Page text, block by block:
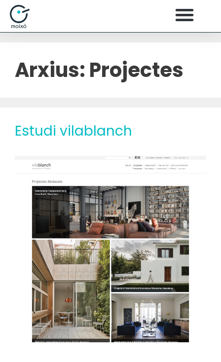
Arxius: Projectes
Estudi vilablanch